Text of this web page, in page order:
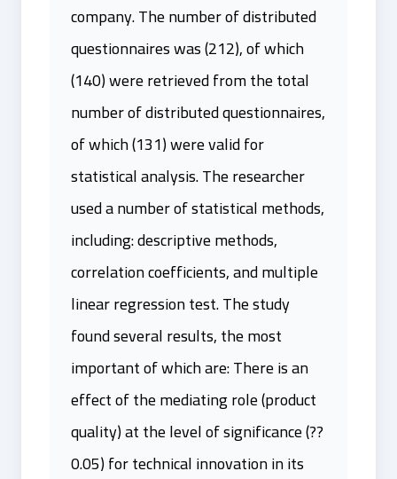
company. The number of distributed
questionnaires was (212), of which
(140) were retrieved from the total
number of distributed questionnaires,
of which (131) were valid for
statistical analysis. The researcher
used a number of statistical methods,
including: descriptive methods,
correlation coefficients, and multiple
linear regression test. The study
found several results, the most
important of which are: There is an
effect of the mediating role (product
quality) at the level of significance (??
0.05) for technical innovation in its